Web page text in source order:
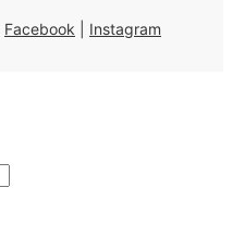
Facebook
Instagram